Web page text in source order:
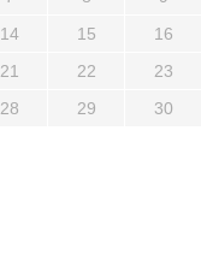
14 15
16
21 22
23
28 29
30